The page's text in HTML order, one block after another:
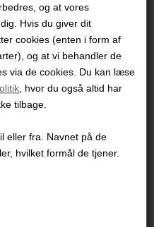
og at vores
Hvis du giver dit
cookies (enten i form af
og at vi behandler de
via de cookies. Du kan læse
, hvor du også altid har
tilbage.
eller fra. Navnet på de
hvilket formål de tjener.